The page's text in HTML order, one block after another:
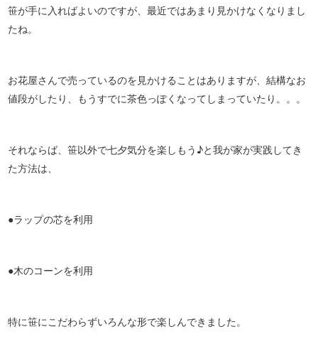
笹が手に入ればよいのですが、最近ではあまり見かけなくなりまし
たね。
お花屋さんで売っているのを見かけることはありますが、結構なお
値段がしたり、もうすでに茶色っぽくなってしまっていたり。。。
それならば、笹以外で七夕気分を楽しもう♪と我が家が実践してき
た方法は、
●ラップの芯を利用
●木のコーンを利用
特に笹にこだわらずいろんな形で楽しんできました。